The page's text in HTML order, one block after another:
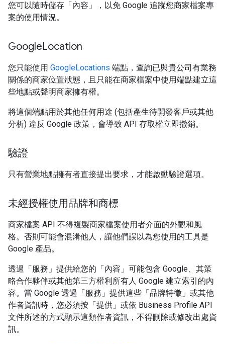
您可以隨時儲存「內容」，以免 Google 追蹤您商家檔案專
案的使用情況。
GoogleLocation
您只能使用 GoogleLocations 端點，查詢已與貴公司有業務
關係的商家位置狀態，且只能在商家檔案中使用端點建立這
些地點或聲明商家擁有權。
將這個端點用於其他任何用途 (包括產生待開發客戶或其他
分析) 違反 Google 政策，會導致 API 存取權立即撤銷。
驗證
只有營業地點擁有者直接提出要求，才能啟動驗證選項。
未經授權使用品牌和商標
商家檔案 API 不得複製商家檔案使用者介面的外觀和風
格。否則可能會混淆他人，讓他們誤以為您使用的工具是
Google 產品。
透過「服務」提供給您的「內容」可能包含 Google、其策
略合作夥伴或其他第三方權利所有人 Google 建立索引的內
容。當 Google 透過「服務」提供這些「品牌特徵」或其他
作者資訊時，您必須按「提供」或依 Business Profile API
文件所述的方式顯示這類作者資訊，不得刪除或修改出處資
訊。